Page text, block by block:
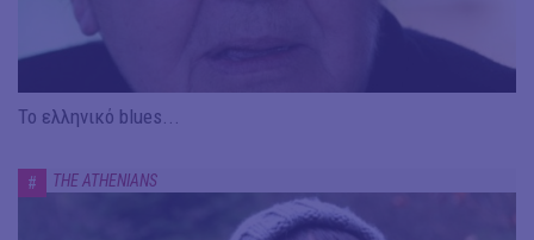
Το ελληνικό blues...
# THE ATHENIANS